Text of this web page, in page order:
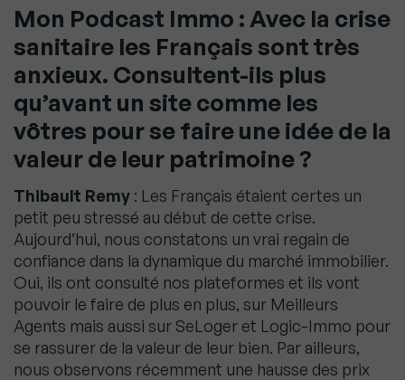
Mon Podcast Immo : Avec la crise
sanitaire les Français sont très
anxieux. Consultent-ils plus
qu’avant un site comme les
vôtres pour se faire une idée de la
valeur de leur patrimoine ?
Thibault Remy : Les Français étaient certes un
petit peu stressé au début de cette crise.
Aujourd’hui, nous constatons un vrai regain de
confiance dans la dynamique du marché immobilier.
Oui, ils ont consulté nos plateformes et ils vont
pouvoir le faire de plus en plus, sur Meilleurs
Agents mais aussi sur SeLoger et Logic-Immo pour
se rassurer de la valeur de leur bien. Par ailleurs,
nous observons récemment une hausse des prix